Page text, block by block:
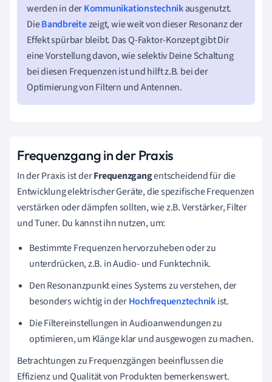
werden in derKommunikationstechnikausgenutzt.
DieBandbreitezeigt, wie weit von dieser Resonanz der
Effekt spürbar bleibt. Das Q-Faktor-Konzept gibt Dir
eine Vorstellung davon, wie selektiv Deine Schaltung
bei diesen Frequenzen ist und hilft z.B. bei der
Optimierung von Filtern und Antennen.
Frequenzgang in der Praxis
In der Praxis ist derFrequenzgangentscheidend für die
Entwicklung elektrischer Geräte, die spezifische Frequenzen
verstärken oder dämpfen sollten, wie z.B. Verstärker, Filter
und Tuner. Du kannst ihn nutzen, um:
Bestimmte Frequenzen hervorzuheben oder zu
unterdrücken, z.B. in Audio- und Funktechnik.
Den Resonanzpunkt eines Systems zu verstehen, der
besonders wichtig in derHochfrequenztechnikist.
Die Filtereinstellungen in Audioanwendungen zu
optimieren, um Klänge klar und ausgewogen zu machen.
Betrachtungen zu Frequenzgängen beeinflussen die
Effizienz und Qualität von Produkten bemerkenswert.